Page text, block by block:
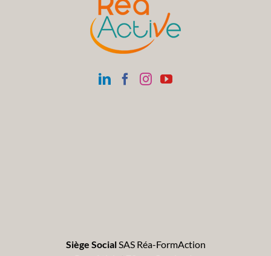
Siège SocialSAS Réa-FormAction